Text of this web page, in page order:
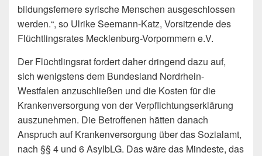
bildungsfernere syrische Menschen ausgeschlossen
werden.“, so Ulrike Seemann-Katz, Vorsitzende des
Flüchtlingsrates Mecklenburg-Vorpommern e.V.
Der Flüchtlingsrat fordert daher dringend dazu auf,
sich wenigstens dem Bundesland Nordrhein-
Westfalen anzuschließen und die Kosten für die
Krankenversorgung von der Verpflichtungserklärung
auszunehmen. Die Betroffenen hätten danach
Anspruch auf Krankenversorgung über das Sozialamt,
nach §§ 4 und 6 AsylbLG. Das wäre das Mindeste, das